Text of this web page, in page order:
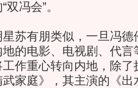
冯会”。
有朋类似，一旦冯德
的电影、电视剧、代言
作重心转向内地，除
家庭》，其主演的《出